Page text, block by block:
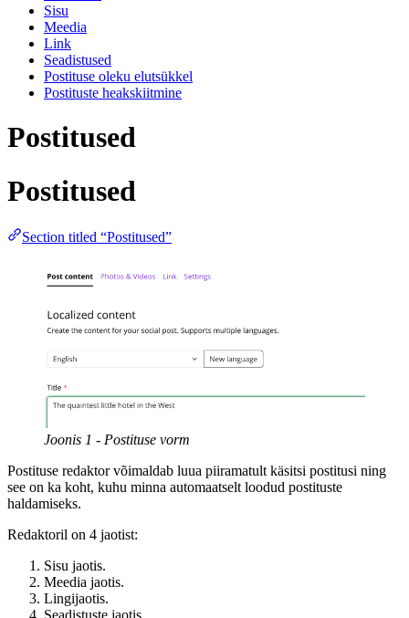
Sisu
Meedia
Link
Seadistused
Postituse oleku elutsükkel
Postituste heakskiitmine
Postitused
Postitused
Section titled “Postitused”
Joonis 1 - Postituse vorm
Postituse redaktor võimaldab luua piiramatult käsitsi postitusi ning
see on ka koht, kuhu minna automaatselt loodud postituste
haldamiseks.
Redaktoril on 4 jaotist:
Sisu jaotis.
Meedia jaotis.
Lingijaotis.
Seadistuste jaotis.